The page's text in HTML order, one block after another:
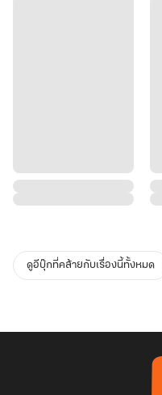
ดูอีบุ๊กที่คล้ายกับเรื่องนี้ทั้งหมด